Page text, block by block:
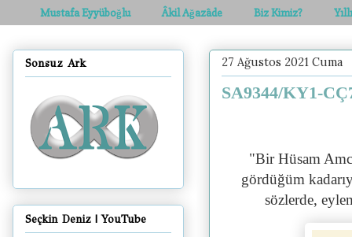
Mustafa Eyyüboğlu Âkil Ağazâde Biz Kimiz?
27 Ağustos 2021 Cuma
SA9344/KY1-
"Bir Hüsam
gördüğüm
sözlerde,
Sonsuz Ark
Seçkin Deniz | YouTube